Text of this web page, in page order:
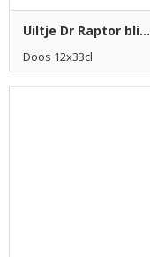
Uiltje Dr Raptor bli...
Doos 12x33cl